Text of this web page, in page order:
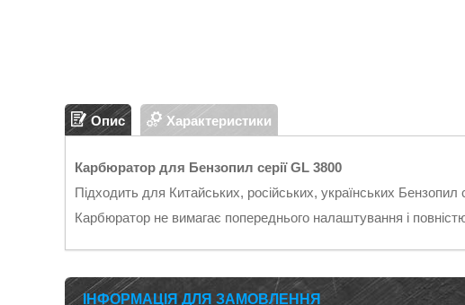
Опис Характеристики
Карбюратор для Бензопил серії GL 3800
Підходить для Китайських, російських, українських
Карбюратор не вимагає попереднього налаштування і
ІНФОРМАЦІЯ ДЛЯ ЗАМОВЛЕННЯ